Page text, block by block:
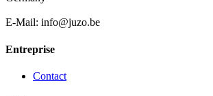
E-Mail: info@juzo.be
Entreprise
Contact